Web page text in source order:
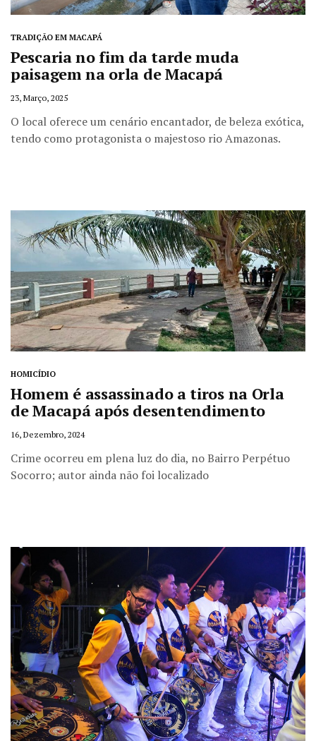
TRADIÇÃO EM MACAPÁ
Pescaria no fim da tarde muda
paisagem na orla de Macapá
23, Março, 2025
O local oferece um cenário encantador, de beleza exótica,
tendo como protagonista o majestoso rio Amazonas.
HOMICÍDIO
Homem é assassinado a tiros na Orla
de Macapá após desentendimento
16, Dezembro, 2024
Crime ocorreu em plena luz do dia, no Bairro Perpétuo
Socorro; autor ainda não foi localizado